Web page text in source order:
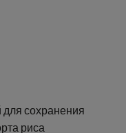
для сохранения
риса